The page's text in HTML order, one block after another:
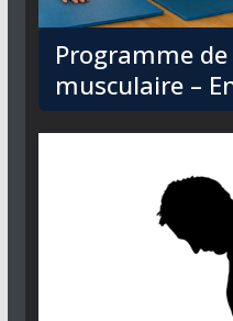
Programme
musculaire –